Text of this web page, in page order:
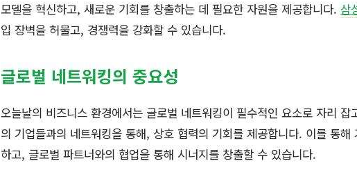
모델을 혁신하고, 새로운 기회를 창출하는 데 필요한 자원을 제공합니다. 삼
입 장벽을 허물고, 경쟁력을 강화할 수 있습니다.
글로벌 네트워킹의 중요성
오늘날의 비즈니스 환경에서는 글로벌 네트워킹이 필수적인 요소로 자리
의 기업들과의 네트워킹을 통해, 상호 협력의 기회를 제공합니다. 이를 통
하고, 글로벌 파트너와의 협업을 통해 시너지를 창출할 수 있습니다.